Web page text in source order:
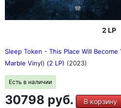
2 LP
Sleep Token - This Place Will Become
Marble Vinyl) (2 LP) (2023)
Есть в наличии
30798 руб. В корзину